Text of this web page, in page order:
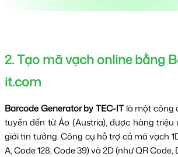
2. Tạo mã vạch online bằng
it.com
Barcode Generator by TEC-IT là một công
tuyến đến từ Áo (Austria), được hàng
giới tin tưởng. Công cụ hỗ trợ cả mã vạch
A, Code 128, Code 39) và 2D (như QR